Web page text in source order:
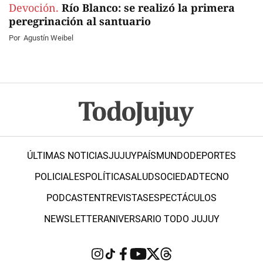
Devoción. Río Blanco: se realizó la primera
peregrinación al santuario
Por Agustín Weibel
ÚLTIMAS NOTICIASJUJUYPAÍSMUNDODEPORTES
POLICIALESPOLÍTICASALUDSOCIEDADTECNO
PODCASTENTREVISTASESPECTÁCULOS
NEWSLETTERANIVERSARIO TODO JUJUY